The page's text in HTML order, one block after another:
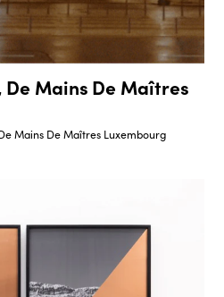
Mains De Maîtres
Mains De Maîtres Luxembourg